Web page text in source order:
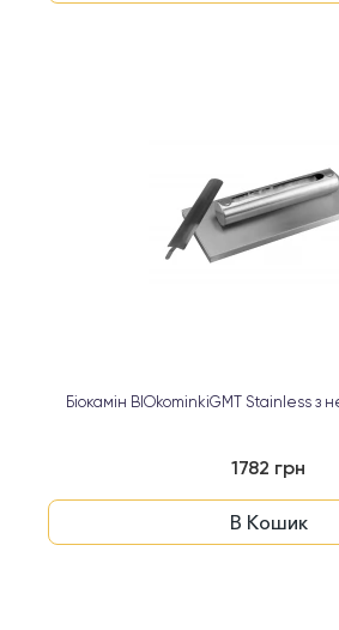
Біокамін BIOkominkiGMT Stainless з
1782 грн
В Кошик